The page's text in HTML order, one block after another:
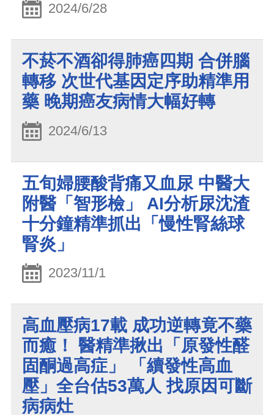
2024/6/28
不菸不酒卻得肺癌四期 合併腦
轉移 次世代基因定序助精準用
藥 晚期癌友病情大幅好轉
2024/6/13
五旬婦腰酸背痛又血尿 中醫大
附醫「智形檢」 AI分析尿沈渣
十分鐘精準抓出「慢性腎絲球
腎炎」
2023/11/1
高血壓病17載 成功逆轉竟不藥
而癒！ 醫精準揪出「原發性醛
固酮過高症」 「續發性高血
壓」全台估53萬人 找原因可斷
病病灶